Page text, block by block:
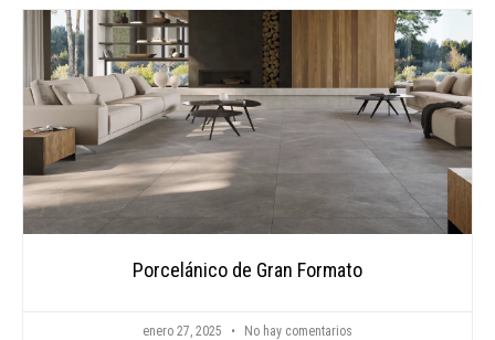
Porcelánico de Gran Formato
enero 27, 2025 No hay comentarios